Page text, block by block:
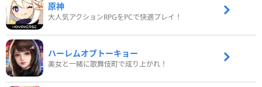
原神
大人気アクションRPGをPCで快適プレイ！
ハーレムオブトーキョー
美女と一緒に歌舞伎町で成り上がれ！